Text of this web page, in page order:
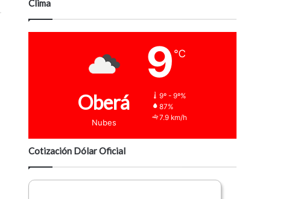
Clima
Oberá
Nubes
9 ℃
9º - 9º%
87%
7.9 km/h
Cotización Dólar Oficial